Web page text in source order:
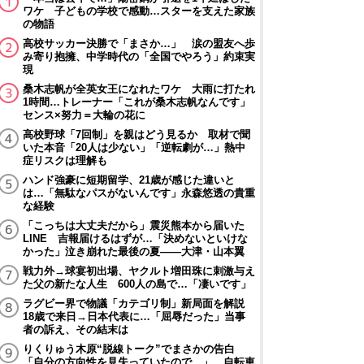
ワケ 子どもの学校で感動…スターを支えた家族
の物語
高校サッカー決勝で「まさか…」 涙の盟友へ歩
み寄り抱擁、中学時代の「全国でやろう」約束実
現
桑木志帆が全英女王になれたワケ 大雨に打たれ
1時間…トレーナー「これが桑木志帆なんです」
センス×努力＝大輪の花に
高校野球「7回制」を親はどう見るか 取材で聞
いた本音「20人は少ない」「逆転劇が…」熱中
症リスクは理解も
ハンド強豪に短期留学、21歳が感じた違いと
は…「無駄なパスがないんです」永森悠透の貴重
な経験
「こっちは大丈夫だから」震災熊本から届いた
LINE 吉報届けるはずが…「決めないといけな
かった」泣き崩れた最後の夏――大津・山本翼
戦力外→球宴初出場、ヤクルト増田珠に刺激与え
た父の新たな人生 600人の島で…「凄いです」
ラグビー界で物議「カテゴリ制」新局面を解説
18歳で来日→日本代表に…「屈辱だった」当事
者の訴え、その結末は
りくりゅう木原“脱線トーク”でまさかの告白